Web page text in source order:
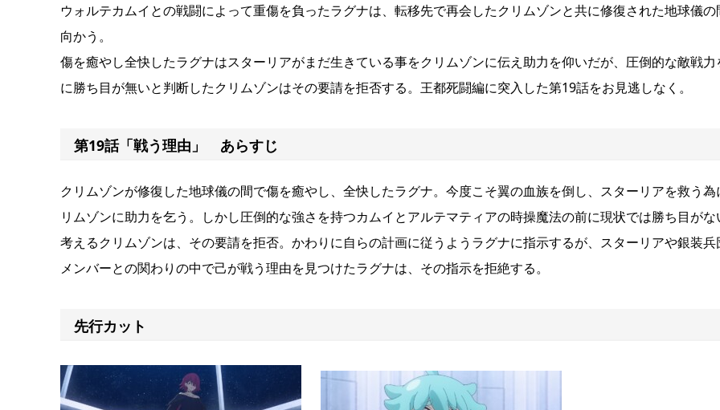
ウォルテカムイとの戦闘によって重傷を負ったラグナは、転移先で再会したクリムゾンと共に修復された地球儀の
向かう。
傷を癒やし全快したラグナはスターリアがまだ生きている事をクリムゾンに伝え助力を仰いだが、圧倒的な敵戦力
に勝ち目が無いと判断したクリムゾンはその要請を拒否する。王都死闘編に突入した第19話をお見逃しなく。
第19話「戦う理由」 あらすじ
クリムゾンが修復した地球儀の間で傷を癒やし、全快したラグナ。今度こそ翼の血族を倒し、スターリアを救う為
リムゾンに助力を乞う。しかし圧倒的な強さを持つカムイとアルテマティアの時操魔法の前に現状では勝ち目がな
考えるクリムゾンは、その要請を拒否。かわりに自らの計画に従うようラグナに指示するが、スターリアや銀装兵
メンバーとの関わりの中で己が戦う理由を見つけたラグナは、その指示を拒絶する。
先行カット